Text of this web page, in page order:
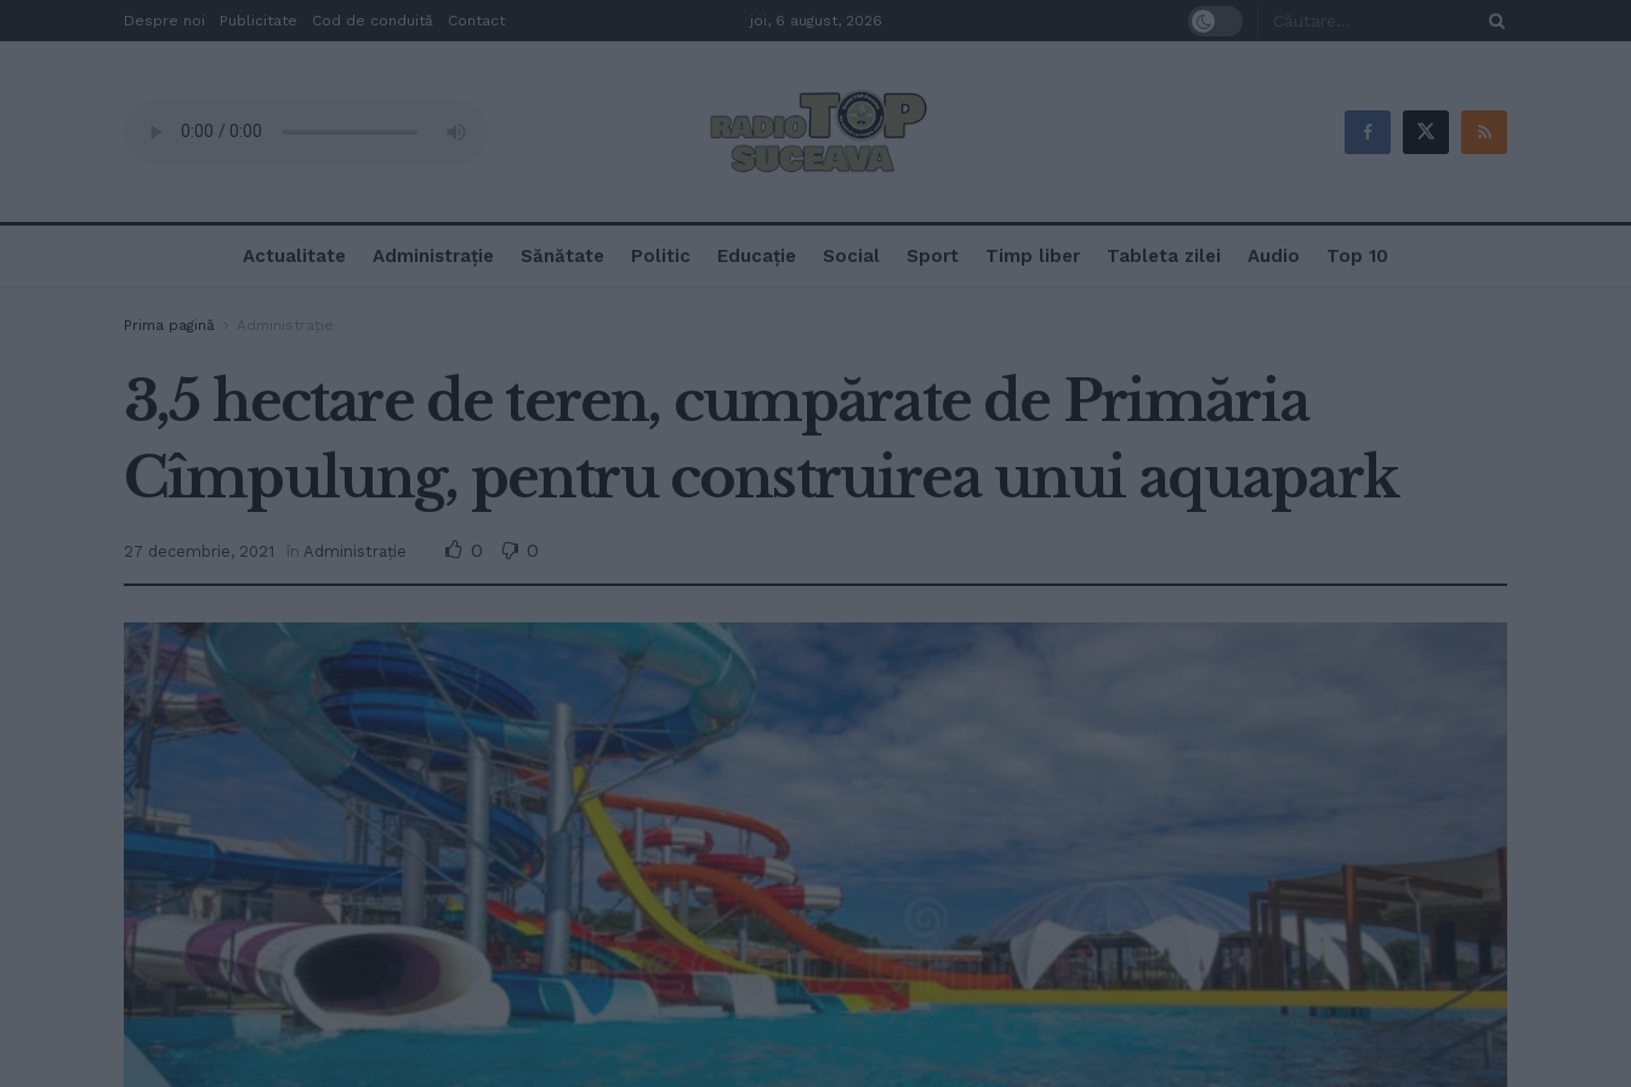
Despre noi Publicitate Cod de conduită Contact joi, 6 august, 2026
Actualitate Administrație Sănătate Politic Educație Social Sport Timp liber Tableta zilei Audio Top 10
Prima pagină Administrație
3,5 hectare de teren, cumpărate de Primăria
Cîmpulung, pentru construirea unui aquapark
27 decembrie, 2021 în Administrație 0 0